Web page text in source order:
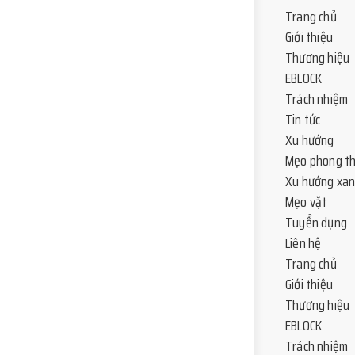
Trang chủ
Giới thiệu
Thương hiệu
EBLOCK
Trách nhiệm
Tin tức
Xu hướng
Mẹo phong
Xu hướng
Mẹo vặt
Tuyển dụng
Liên hệ
Trang chủ
Giới thiệu
Thương hiệu
EBLOCK
Trách nhiệm